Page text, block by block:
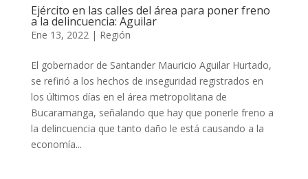
Ejército en las calles del área para poner freno
a la delincuencia: Aguilar
Ene 13, 2022| Región
El gobernador de Santander Mauricio Aguilar Hurtado,
se refirió a los hechos de inseguridad registrados en
los últimos días en el área metropolitana de
Bucaramanga, señalando que hay que ponerle freno a
la delincuencia que tanto daño le está causando a la
economía...